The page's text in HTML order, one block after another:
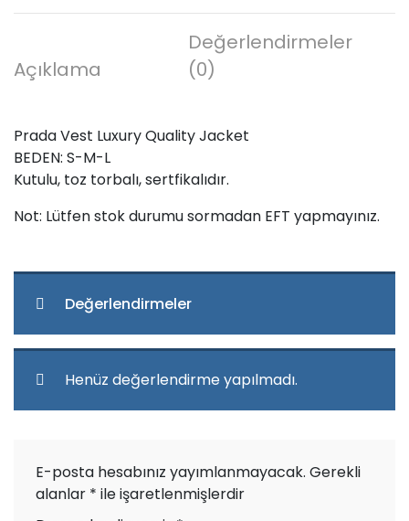
Açıklama
Değerlendirmeler
(0)
Prada Vest Luxury Quality Jacket
BEDEN: S-M-L
Kutulu, toz torbalı, sertfikalıdır.
Not: Lütfen stok durumu sormadan EFT yapmayınız.
Değerlendirmeler
Henüz değerlendirme yapılmadı.
E-posta hesabınız yayımlanmayacak. Gerekli
alanlar * ile işaretlenmişlerdir